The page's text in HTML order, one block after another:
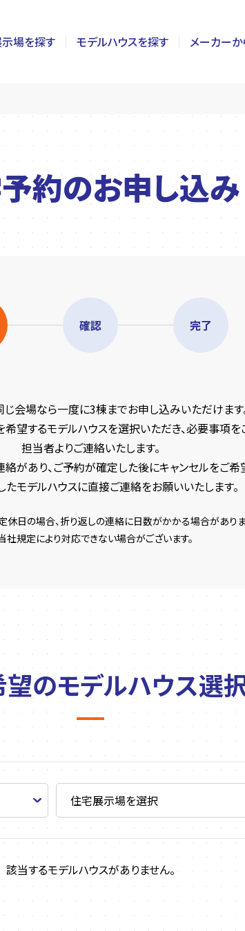
場を探す
栃木
山梨
静岡
富山
モデルハウスを探す メーカー
約のお申し込み
確認 完了
じ会場なら一度に3棟までお申し込みいただけます
望するモデルハウスを選択いただき、必要事項を
担当者よりご連絡いたします。
があり、ご予約が確定した後にキャンセルをご希
モデルハウスに直接ご連絡をお願いいたします。
休日の場合、折り返しの連絡に日数がかかる場合がありま
社規定により対応できない場合がございます。
望のモデルハウス選
該当するモデルハウスがありません。